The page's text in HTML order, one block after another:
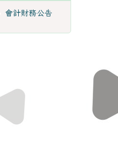
會計財務公告